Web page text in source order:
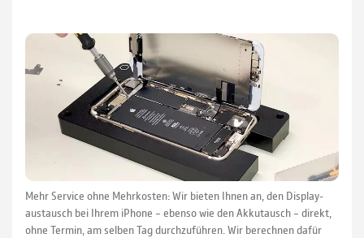
Mehr Service ohne Mehrkosten: Wir bieten Ihnen an, den Display­
austausch bei Ihrem iPhone – ebenso wie den Akkutausch – direkt,
ohne Termin, am selben Tag durch­zu­führen. Wir berech­nen dafür